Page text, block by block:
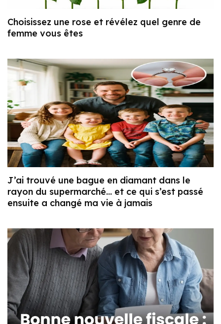
Choisissez une rose et révélez quel genre de
femme vous êtes
J’ai trouvé une bague en diamant dans le
rayon du supermarché… et ce qui s’est passé
ensuite a changé ma vie à jamais